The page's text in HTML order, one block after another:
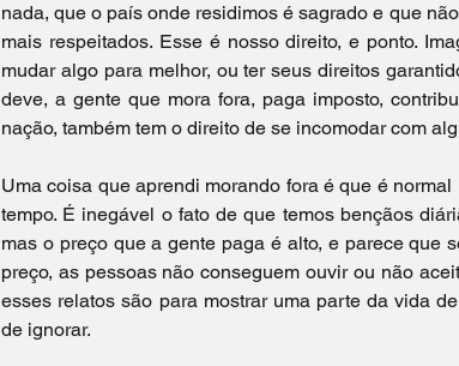
nada, que o país onde residimos é sagrado e que
mais respeitados. Esse é nosso direito, e ponto.
mudar algo para melhor, ou ter seus direitos
deve, a gente que mora fora, paga imposto,
nação, também tem o direito de se incomodar com
Uma coisa que aprendi morando fora é que é
tempo. É inegável o fato de que temos bençãos
mas o preço que a gente paga é alto, e parece que
preço, as pessoas não conseguem ouvir ou não
esses relatos são para mostrar uma parte da vida
de ignorar.